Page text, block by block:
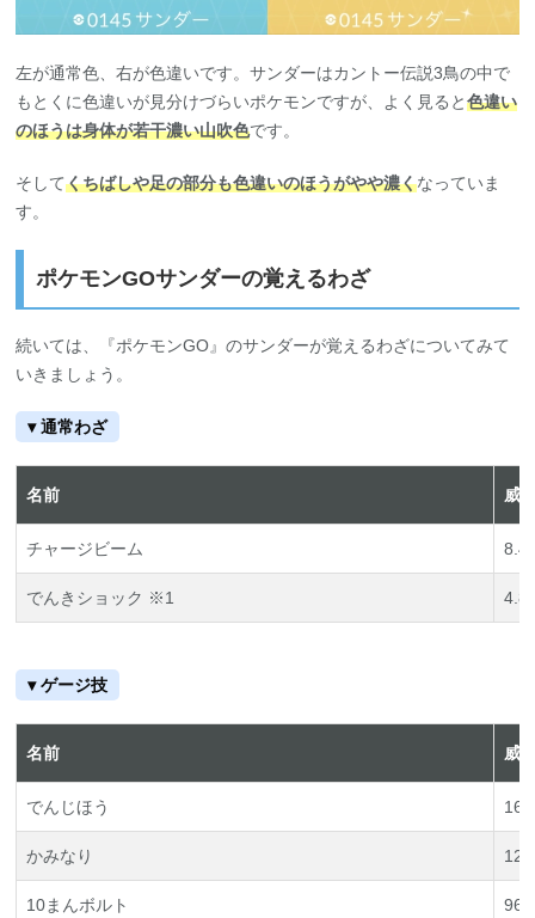
左が通常色、右が色違いです。サンダーはカントー伝説3鳥の中で
もとくに色違いが見分けづらいポケモンですが、よく見ると色違い
のほうは身体が若干濃い山吹色です。
そしてくちばしや足の部分も色違いのほうがやや濃くなっていま
す。
ポケモンGOサンダーの覚えるわざ
続いては、『ポケモンGO』のサンダーが覚えるわざについてみて
いきましょう。
▾ 通常わざ
名前 威
チャージビーム
でんきショック ※1
▾ ゲージ技
名前 威
でんじほう
かみなり
10まんボルト 96/